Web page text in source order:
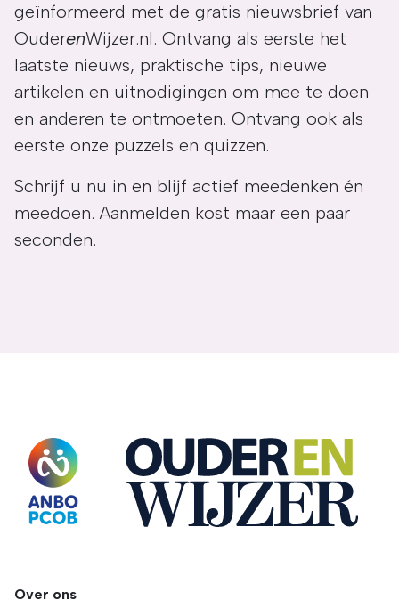
geïnformeerd met de gratis nieuwsbrief van
OuderenWijzer.nl. Ontvang als eerste het
laatste nieuws, praktische tips, nieuwe
artikelen en uitnodigingen om mee te doen
en anderen te ontmoeten. Ontvang ook als
eerste onze puzzels en quizzen.
Schrijf u nu in en blijf actief meedenken én
meedoen. Aanmelden kost maar een paar
seconden.
OuderENwijzer
Over ons